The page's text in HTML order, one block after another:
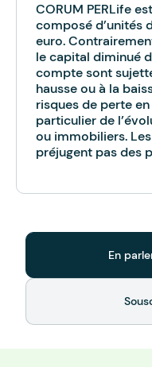
CORUM PERLife
composé d’unités
euro.
le capital diminué
compte sont
hausse ou à la
risques de perte
particulier de
ou immobiliers.
préjugent pas des
En